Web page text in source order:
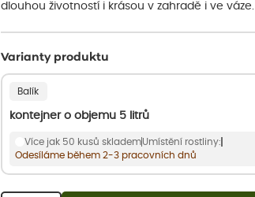
dlouhou životností i krásou v zahradě i ve váze.
Varianty produktu
Balík
kontejner o objemu 5 litrů
Více jak 50 kusů sklademUmístění rostliny:
Odesíláme během 2-3 pracovních dnů